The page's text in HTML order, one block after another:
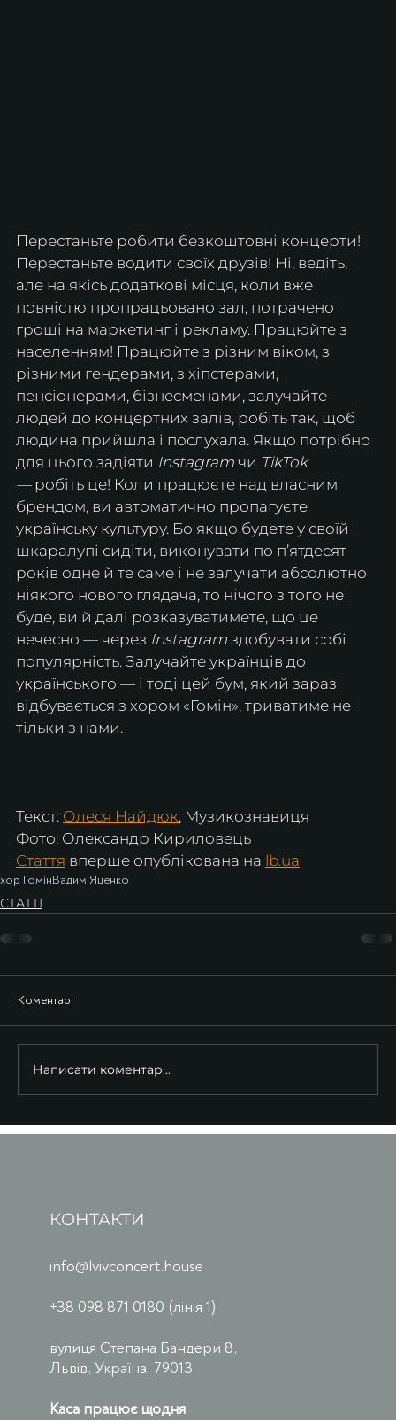
Перестаньте робити безкоштовні концерти!
Перестаньте водити своїх друзів! Ні, ведіть,
але на якісь додаткові місця, коли вже
повністю пропрацьовано зал, потрачено
гроші на маркетинг і рекламу. Працюйте з
населенням! Працюйте з різним віком, з
різними гендерами, з хіпстерами,
пенсіонерами, бізнесменами, залучайте
людей до концертних залів, робіть так, щоб
людина прийшла і послухала. Якщо потрібно
для цього задіяти Instagram чи TikTok
— робіть це! Коли працюєте над власним
брендом, ви автоматично пропагуєте
українську культуру. Бо якщо будете у своїй
шкаралупі сидіти, виконувати по п’ятдесят
років одне й те саме і не залучати абсолютно
ніякого нового глядача, то нічого з того не
буде, ви й далі розказуватимете, що це
нечесно — через Instagram здобувати собі
популярність. Залучайте українців до
українського — і тоді цей бум, який зараз
відбувається з хором «Гомін», триватиме не
тільки з нами.
Текст: Олеся Найдюк, Музикознавиця
Фото: Олександр Кириловець
Стаття вперше опублікована на lb.ua
хор ГомінВадим Яценко
СТАТТІ
Коментарі
Написати коментар...
КОНТАКТИ
info@lvivconcert.house
+38 098 871 0180 (лінія 1)
вулиця Степана Бандери 8,
Львів, Україна, 79013
Каса працює щодня